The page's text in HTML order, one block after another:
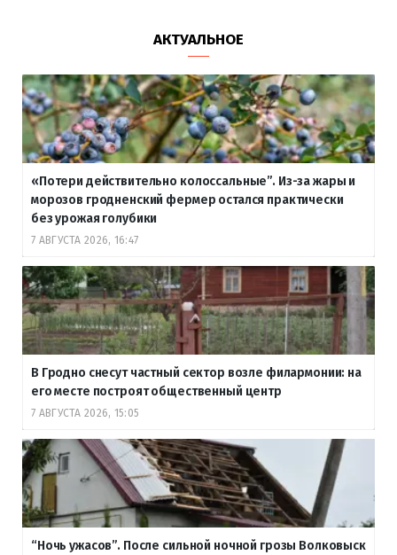
АКТУАЛЬНОЕ
«Потери действительно колоссальные”. Из-за жары и
морозов гродненский фермер остался практически
без урожая голубики
7 АВГУСТА 2026, 16:47
В Гродно снесут частный сектор возле филармонии: на
его месте построят общественный центр
7 АВГУСТА 2026, 15:05
“Ночь ужасов”. После сильной ночной грозы Волковыск